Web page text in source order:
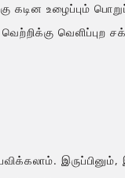
உழைப்பும்
வெளிப்புற
இருப்பினும்,